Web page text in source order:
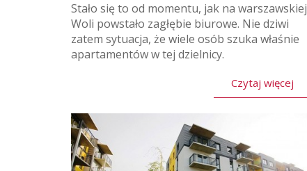
Stało się to od momentu, jak na warszawskiej
Woli powstało zagłębie biurowe. Nie dziwi
zatem sytuacja, że wiele osób szuka właśnie
apartamentów w tej dzielnicy.
Czytaj więcej